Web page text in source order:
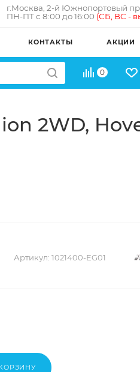
г.Москва, 2-й Южнопортовый
ПН-ПТ с 8:00 до 16:00 (СБ, ВС - в
КОНТАКТЫ АКЦИИ
0
2WD,
Артикул: 1021400-EG01